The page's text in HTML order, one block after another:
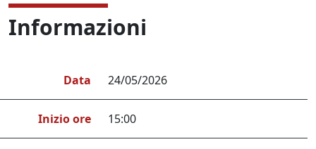
Informazioni
Data 24/05/2026
Inizio ore 15:00